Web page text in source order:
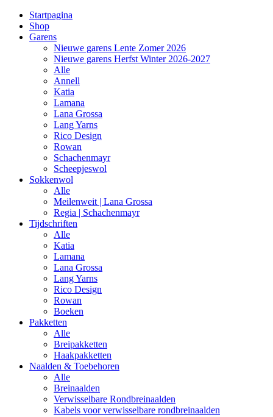
Startpagina
Shop
Garens
Nieuwe garens Lente Zomer 2026
Nieuwe garens Herfst Winter 2026-2027
Alle
Annell
Katia
Lamana
Lana Grossa
Lang Yarns
Rico Design
Rowan
Schachenmayr
Scheepjeswol
Sokkenwol
Alle
Meilenweit | Lana Grossa
Regia | Schachenmayr
Tijdschriften
Alle
Katia
Lamana
Lana Grossa
Lang Yarns
Rico Design
Rowan
Boeken
Pakketten
Alle
Breipakketten
Haakpakketten
Naalden & Toebehoren
Alle
Breinaalden
Verwisselbare Rondbreinaalden
Kabels voor verwisselbare rondbreinaalden